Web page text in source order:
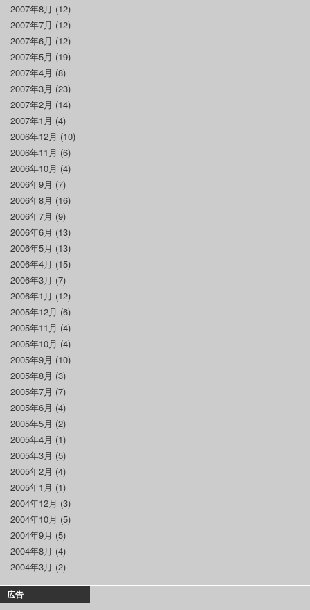
2007年8月 (12)
2007年7月 (12)
2007年6月 (12)
2007年5月 (19)
2007年4月 (8)
2007年3月 (23)
2007年2月 (14)
2007年1月 (4)
2006年12月 (10)
2006年11月 (6)
2006年10月 (4)
2006年9月 (7)
2006年8月 (16)
2006年7月 (9)
2006年6月 (13)
2006年5月 (13)
2006年4月 (15)
2006年3月 (7)
2006年1月 (12)
2005年12月 (6)
2005年11月 (4)
2005年10月 (4)
2005年9月 (10)
2005年8月 (3)
2005年7月 (7)
2005年6月 (4)
2005年5月 (2)
2005年4月 (1)
2005年3月 (5)
2005年2月 (4)
2005年1月 (1)
2004年12月 (3)
2004年10月 (5)
2004年9月 (5)
2004年8月 (4)
2004年3月 (2)
広告